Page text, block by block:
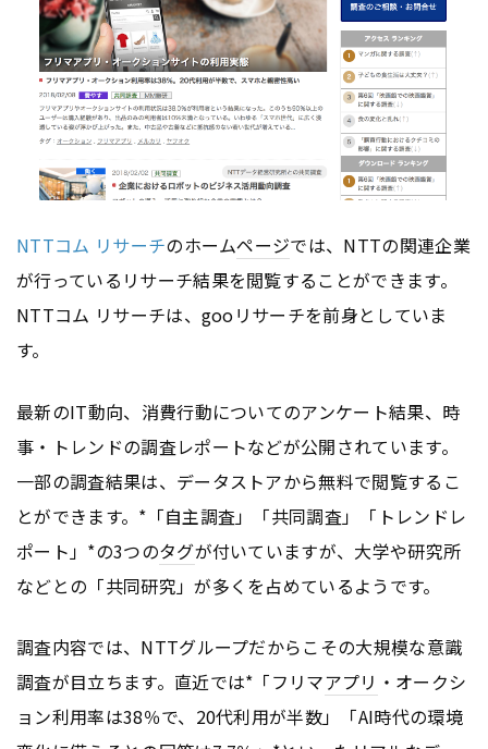
NTTコム リサーチのホームページでは、NTTの関連企業
が行っているリサーチ結果を閲覧することができます。
NTTコム リサーチは、gooリサーチを前身としていま
す。
最新のIT動向、消費行動についてのアンケート結果、時
事・トレンドの調査レポートなどが公開されています。
一部の調査結果は、データストアから無料で閲覧するこ
とができます。*「自主調査」「共同調査」「トレンドレ
ポート」*の3つのタグが付いていますが、大学や研究所
などとの「共同研究」が多くを占めているようです。
調査内容では、NTTグループだからこその大規模な意識
調査が目立ちます。直近では*「フリマアプリ ・オークシ
ョン利用率は38％で、20代利用が半数」「AI時代の環境